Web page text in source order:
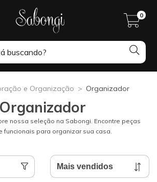
0
e Organização > Organizador
Organizador
nossa seleção na Sabongi. Encontre peças
funcionais para organizar sua casa.